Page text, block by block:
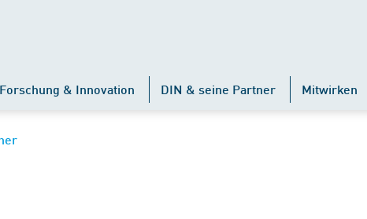
Forschung & Innovation DIN & seine Partner Mitwirken